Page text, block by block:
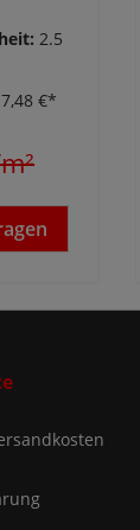
2.5
€*